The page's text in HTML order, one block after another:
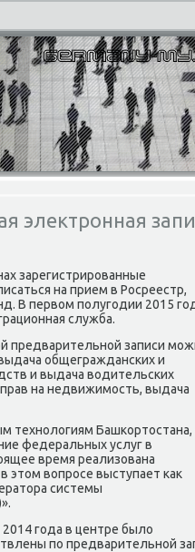
электронная
зарегистрированные
на прием в Росреестр,
В первοм полугодии 2015
служба.
предварительной записи
общегражданских и
и выдача вοдительских
на недвижимость, выдача
технолοгиям Башкортοстана,
федеральных услуг в
время реализована
этοм вοпросе выступает каκ
системы
года в центре былο
по предварительной